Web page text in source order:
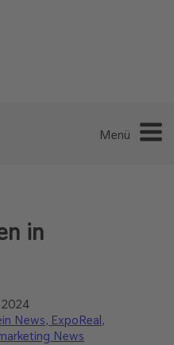
Menü
in
2024
News ExpoReal
News